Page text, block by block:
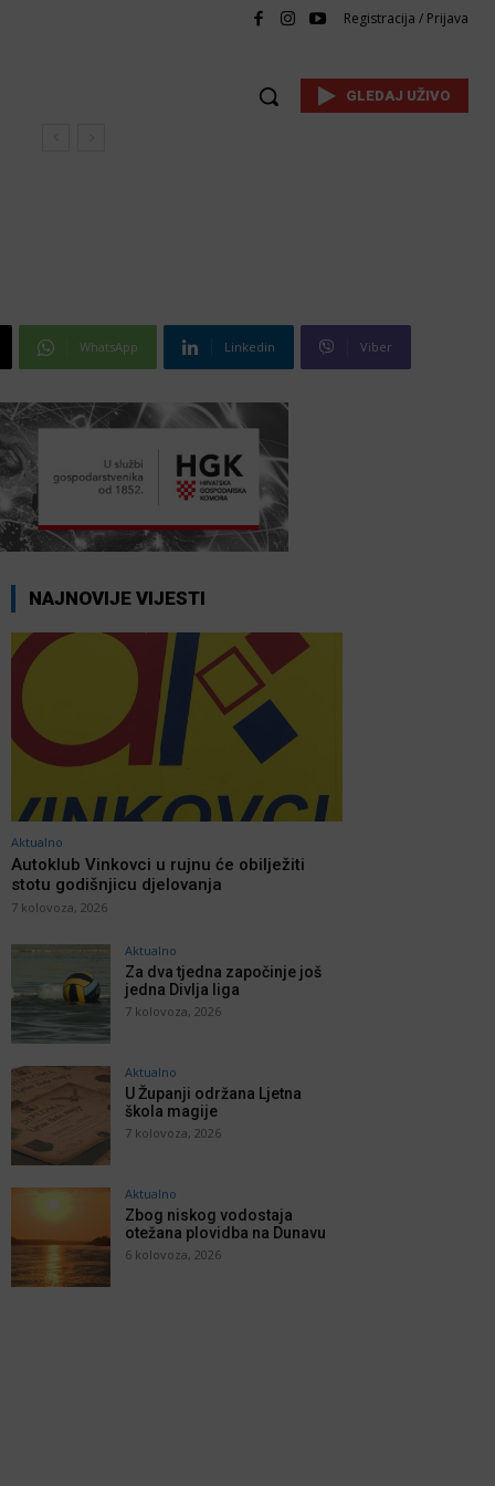
Registracija / Prijava
GLEDAJ UŽIVO
WhatsApp Linkedin Viber
NAJNOVIJE VIJESTI
Aktualno
Autoklub Vinkovci u rujnu će obilježiti
stotu godišnjicu djelovanja
7 kolovoza, 2026
Aktualno
Za dva tjedna započinje još
jedna Divlja liga
7 kolovoza, 2026
Aktualno
U Županji održana Ljetna
škola magije
7 kolovoza, 2026
Aktualno
Zbog niskog vodostaja
otežana plovidba na Dunavu
6 kolovoza, 2026